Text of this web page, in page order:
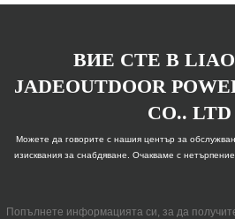
ВИЕ СТЕ В
JADEOUTDOOR
CO.. LTD
Можете да говорите с нашия център за
изисквания за снабдяване. Очакваме с
Попълнете информацията си, за да